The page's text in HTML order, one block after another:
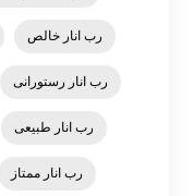
رب انار خالص
رب انار رستورانی
رب انار طبیعی
رب انار ممتاز